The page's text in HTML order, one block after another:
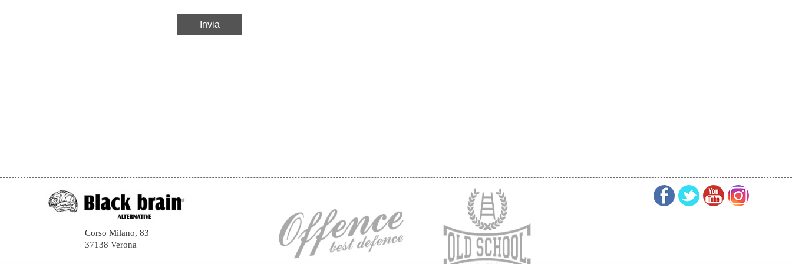
Corso Milano, 83
37138 Verona